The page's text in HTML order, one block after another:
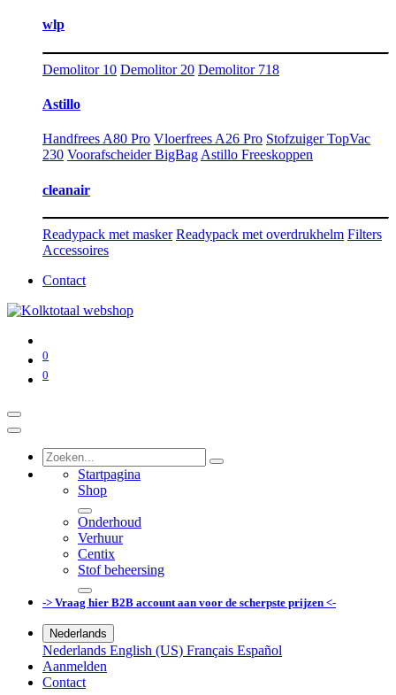
wlp
Demolitor 10 Demolitor 20 Demolitor 718
Astillo
Handfrees A80 Pro Vloerfrees A26 Pro Stofzuiger TopVac
230 Voorafscheider BigBag Astillo Freeskoppen
cleanair
Readypack met masker Readypack met overdrukhelm Filters
Accessoires
Contact
0
0
Startpagina
Shop
Onderhoud
Verhuur
Centix
Stof beheersing
-> Vraag hier B2B account aan voor de scherpste prijzen <-
Nederlands
Nederlands English (US) Français Español
Aanmelden
Contact